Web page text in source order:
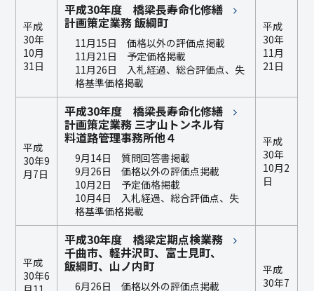
平成
30年
10月
31日
平成30年度 橋梁長寿命化修繕
計画策定業務 飯綱町
11月15日 価格以外の評価点掲載
11月21日 予定価格掲載
11月26日 入札経過、総合評価点、失
格基準価格掲載
平成
30年
11月
21日
平成
30年9
月7日
平成30年度 橋梁長寿命化修繕
計画策定業務 三才山トンネル有
料道路管理事務所他４
9月14日 質問回答書掲載
9月26日 価格以外の評価点掲載
10月2日 予定価格掲載
10月4日 入札経過、総合評価点、失
格基準価格掲載
平成
30年
10月2
日
平成
30年6
平成30年度 橋梁定期点検業務
千曲市、軽井沢町、富士見町、
飯綱町、山ノ内町
6月26日 価格以外の評価点掲載
平成
30年7